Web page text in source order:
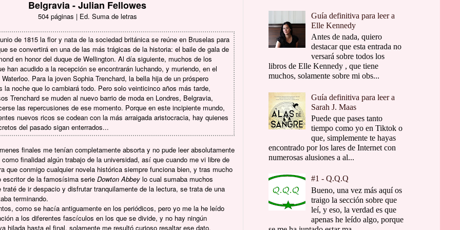
Belgravia - Julian Fellowes
504 páginas | Ed. Suma de letras
de 1815 la flor y nata de la sociedad británica se reúne en Bruselas para
se convertirá en una de las más trágicas de la historia: el baile de gala de
en honor del duque de Wellington. Al día siguiente, muchos de los
han acudido a la recepción se encontrarán luchando, y muriendo, en el
Para la joven Sophia Trenchard, la bella hija de un próspero
la noche que lo cambiará todo. Pero solo veinticinco años más tarde,
Trenchard se muden al nuevo barrio de moda en Londres, Belgravia,
las repercusiones de ese momento. Porque en este incipiente mundo,
nuevos ricos se codean con la más arraigada aristocracia, hay quienes
del pasado sigan enterrados...
finales me tenían completamente absorta y no pude leer absolutamente
finalidad algún trabajo de la universidad, así que cuando me vi libre de
que conmigo cualquier novela histórica siempre funciona bien, y tras mucho
de la famosísima serie Dowton Abbey lo cual sumaba muchos
de ir despacio y disfrutar tranquilamente de la lectura, se trata de una
terminando.
como se hacía antiguamente en los periódicos, pero yo me la he leído
a los diferentes fascículos en los que se divide, y no hay ningún
hilada hasta el final, solamente me resultó curioso resaltar ese dato.
Guía definitiva para leer a
Elle Kennedy
Antes de nada, quiero
destacar que esta entrada no
versará sobre todos los
libros de Elle Kennedy , que tiene
muchos, solamente sobre mi obs...
Guía definitiva para leer a
Sarah J. Maas
Puede que pases tanto
tiempo como yo en Tiktok o
que, simplemente te hayas
encontrado por los lares de Internet con
numerosas alusiones a al...
#1 - Q.Q.Q
Bueno, una vez más aquí os
traigo la sección sobre que
leí, y eso, la verdad es que
apenas he leído algo, porque